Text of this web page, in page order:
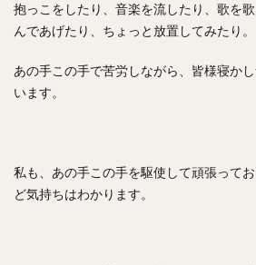
抱っこをしたり、音楽を流したり、歌を
んであげたり、ちょっと放置してみたり。
あの手この手で苦労しながら、皆様寝か
います。
私も、あの手この手を駆使して頑張って
ど気持ちはわかります。